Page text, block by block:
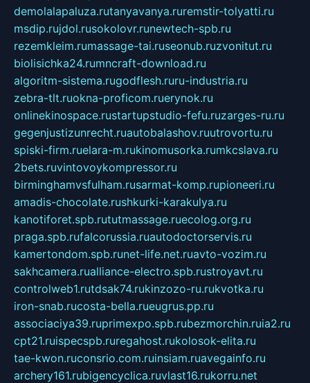
demolalapaluza.rutanyavanya.ruremstir-tolyatti.ru
msdip.rujdol.rusokolovr.runewtech-spb.ru
rezemkleim.rumassage-tai.ruseonub.ruzvonitut.ru
biolisichka24.rumncraft-download.ru
algoritm-sistema.rugodflesh.ruru-industria.ru
zebra-tlt.ruokna-proficom.ruerynok.ru
onlinekinospace.rustartupstudio-fefu.ruzarges-ru.ru
gegenjustizunrecht.ruautobalashov.ruutrovortu.ru
spiski-firm.ruelara-m.rukinomusorka.rumkcslava.ru
2bets.ruvintovoykompressor.ru
birminghamvsfulham.rusarmat-komp.rupioneeri.ru
amadis-chocolate.rushkurki-karakulya.ru
kanotiforet.spb.rututmassage.ruecolog.org.ru
praga.spb.rufalcorussia.ruautodoctorservis.ru
kamertondom.spb.runet-life.net.ruavto-vozim.ru
sakhcamera.rualliance-electro.spb.rustroyavt.ru
controlweb1.rutdsak74.rukinzozo-ru.rukvotka.ru
iron-snab.rucosta-bella.rueugrus.pp.ru
associaciya39.ruprimexpo.spb.rubezmorchin.ruia2.ru
cpt21.ruispecspb.ruregahost.rukolosok-elita.ru
tae-kwon.ruconsrio.com.ruinsiam.ruavegainfo.ru
archery161.rubigencyclica.ruvlast16.rukorru.net